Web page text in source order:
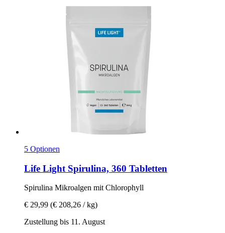
5 Optionen
Life Light Spirulina, 360 Tabletten
Spirulina Mikroalgen mit Chlorophyll
€ 29,99 (€ 208,26 / kg)
Zustellung bis 11. August